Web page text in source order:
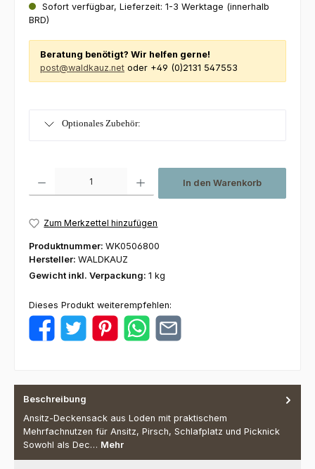
Sofort verfügbar, Lieferzeit: 1-3 Werktage (innerhalb
BRD)
Beratung benötigt? Wir helfen gerne!
post@waldkauz.net oder +49 (0)2131 547553
Optionales Zubehör:
In den Warenkorb
Zum Merkzettel hinzufügen
Produktnummer: WK0506800
Hersteller: WALDKAUZ
Gewicht inkl. Verpackung: 1 kg
Dieses Produkt weiterempfehlen:
Beschreibung
Ansitz-Deckensack aus Loden mit praktischem
Mehrfachnutzen für Ansitz, Pirsch, Schlafplatz und Picknick
Sowohl als Dec… Mehr